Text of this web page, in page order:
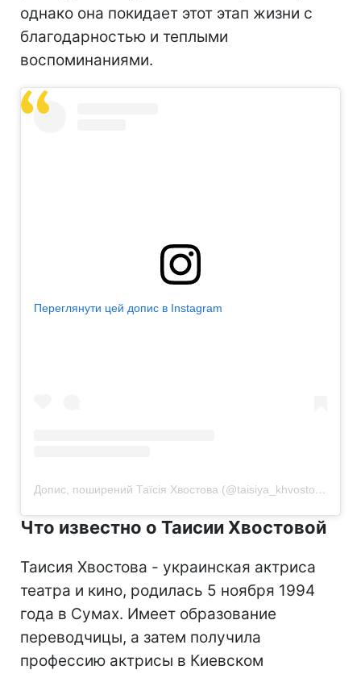
однако она покидает этот этап жизни с
благодарностью и теплыми
воспоминаниями.
Переглянути цей допис в Instagram
Допис, поширений Таїсія Хвостова (@taisiya_khvostova)
Что известно о Таисии Хвостовой
Таисия Хвостова - украинская актриса
театра и кино, родилась 5 ноября 1994
года в Сумах. Имеет образование
переводчицы, а затем получила
профессию актрисы в Киевском